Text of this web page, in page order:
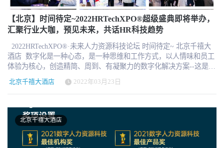
我们将认真审核参会者信息，同时要求参会嘉宾当天符合健康要求
的相关参会标准） 作为HR领导者的您，为什么不能错过？ 获得最
新HR科技动态，保持最前沿 未来新环境中应对挑战的策略与方法
从知名专家和企业中学习，强大自己 体验新的产品和技术，时刻警
惕市场动态 与同行交流互动，加入HRTech互动圈子 数字人力资源科
技最佳实践案例与产品 获得2022年最新版本HR科技云图珍藏 2022
最新版本员工体验旅程图及规划指南 更多收益，怎么能错过？
品与解决方案 结识行业专家与HR同仁 数字化的最佳实践分享交流
诸多深度探讨的专题私享会 珍藏HR云图与员工体验旅程图，更多纪
念礼品 论坛日程及嘉宾即将揭晓，随时关注我们微信公众号：
HRTechChina 赞助参展：名额有限 联系人：奈斯 获取详细合作方案
微信：hrtechnice （同微信号） hi@hrtechchina.com 报名参会： 联系
我们：小科 微信：hrtech-china hi@hrtechchina.com
【北京】时间待定~2022HRTechXPO®超级盛典即将举办，
汇聚行业大咖，预见未来，共话HR科技趋势
酒店 数字化是一种心态，是一种思维和工作方式，以人情味和员工
体验为核心，创造精简、周到、有凝聚力的数字化解决方案--这是一
的要素。HRTechChina通过线上平台，线下论坛等方式持续推动人力
资源数字化在国内的应用和落地。 未来是数字化智能化的，未来更
是充满机遇和希望。Z世代的童鞋作为数字时代的原住民，对未来的
展望和需求更加影响着世界的发展，未来组织形式的变化都在影响
着HR科技的发展。 举办的HRTechXPO超级盛典 内容精彩纷呈，形
式丰富多样，集中展现中国优秀企业的最佳HR科技实践，中国优秀
的HR科技思想交流论坛，展示中国HR科技最新成果，提供中国HR
北京千禧大酒店 2022年03月23日
北京千禧大酒店